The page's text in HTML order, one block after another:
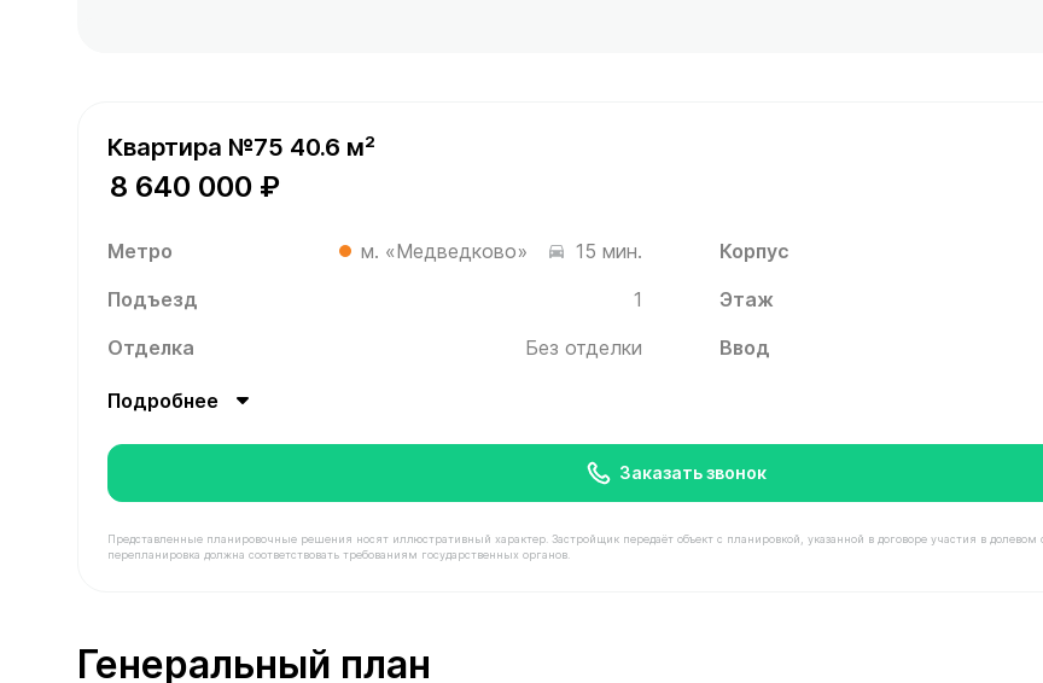
Квартира №75 40.6 м²
8 640 000 ₽
Метро м. «Медведково» 15 мин. Корпус
Подъезд 1 Этаж
Отделка
Без отделки Ввод
Подробнее
Заказать звонок
Представленные планировочные решения носят иллюстративный характер. Застройщик передаёт объект с планировкой, указанной в договоре участия в долевом
перепланировка должна соответствовать требованиям государственных органов.
Генеральный план